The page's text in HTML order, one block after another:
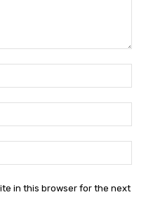
in this browser for the next